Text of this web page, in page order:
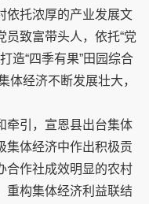
依托浓厚的产业发展文
致富带头人，依托“党
造“四季有果”田园综合
体经济不断发展壮大，
牵引，宣恩县出台集体
集体经济中作出积极贡
合作社成效明显的农村
重构集体经济利益联结